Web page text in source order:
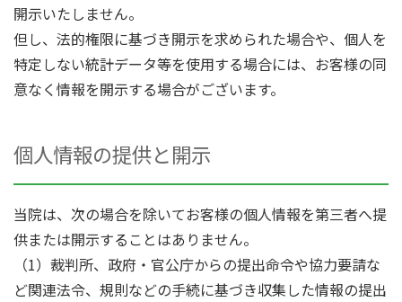
開示いたしません。
但し、法的権限に基づき開示を求められた場合や、個人を
特定しない統計データ等を使用する場合には、お客様の同
意なく情報を開示する場合がございます。
個人情報の提供と開示
当院は、次の場合を除いてお客様の個人情報を第三者へ提
供または開示することはありません。
（1）裁判所、政府・官公庁からの提出命令や協力要請な
ど関連法令、規則などの手続に基づき収集した情報の提出